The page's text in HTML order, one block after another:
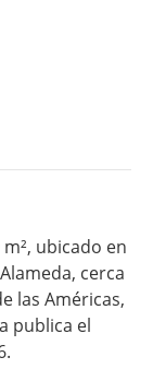
ubicado en
cerca
las Américas,
publica el